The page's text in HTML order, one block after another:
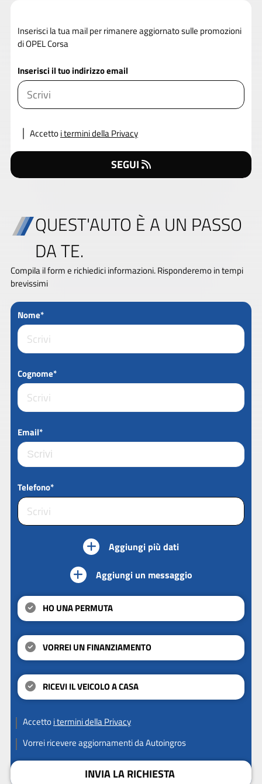
Inserisci la tua mail per rimanere aggiornato sulle promozioni
di OPEL Corsa
Inserisci il tuo indirizzo email
Accettoi termini della Privacy
SEGUI
QUEST'AUTO È A UN PASSO
DA TE.
Compila il form e richiedici informazioni. Risponderemo in tempi
brevissimi
Nome*
Cognome*
Email*
Telefono*
Aggiungi più dati
Aggiungi un messaggio
HO UNA PERMUTA
VORREI UN FINANZIAMENTO
RICEVI IL VEICOLO A CASA
Accettoi termini della Privacy
Vorrei ricevere aggiornamenti da Autoingros
INVIA LA RICHIESTA